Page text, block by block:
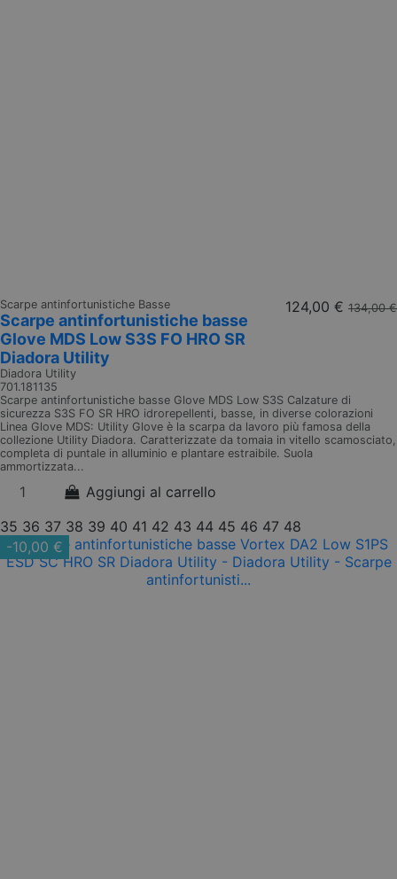
Scarpe antinfortunistiche Basse
Scarpe antinfortunistiche basse
Glove MDS Low S3S FO HRO SR
Diadora Utility
Diadora Utility
701.181135
124,00 € 134,00 €
Scarpe antinfortunistiche basse Glove MDS Low S3S Calzature di
sicurezza S3S FO SR HRO idrorepellenti, basse, in diverse colorazioni
Linea Glove MDS: Utility Glove è la scarpa da lavoro più famosa della
collezione Utility Diadora. Caratterizzate da tomaia in vitello scamosciato,
completa di puntale in alluminio e plantare estraibile. Suola
ammortizzata...
Aggiungi al carrello
35 36 37 38 39 40 41 42 43 44 45 46 47 48
-10,00 €